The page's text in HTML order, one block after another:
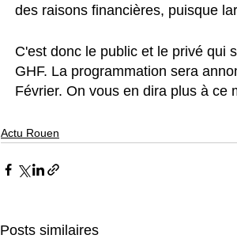
des raisons financières, puisque
C'est donc le public et le privé qui
GHF. La programmation sera
Février. On vous en dira plus à ce
Actu Rouen
Posts similaires